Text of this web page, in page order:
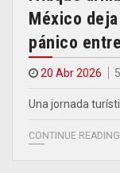
México
pánico
20 Abr 2026
Una jornada
CONTINUE READING